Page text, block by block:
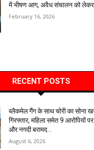
में भीषण आग, अवैध संचालन को लेकर
February 16, 2026
RECENT POSTS
ब्लैकमेल गैंग के साथ चोरी का सोना
गिरफ्तार, महिला समेत 9 आरोपियों
और नगदी बरामद…
August 6, 2026